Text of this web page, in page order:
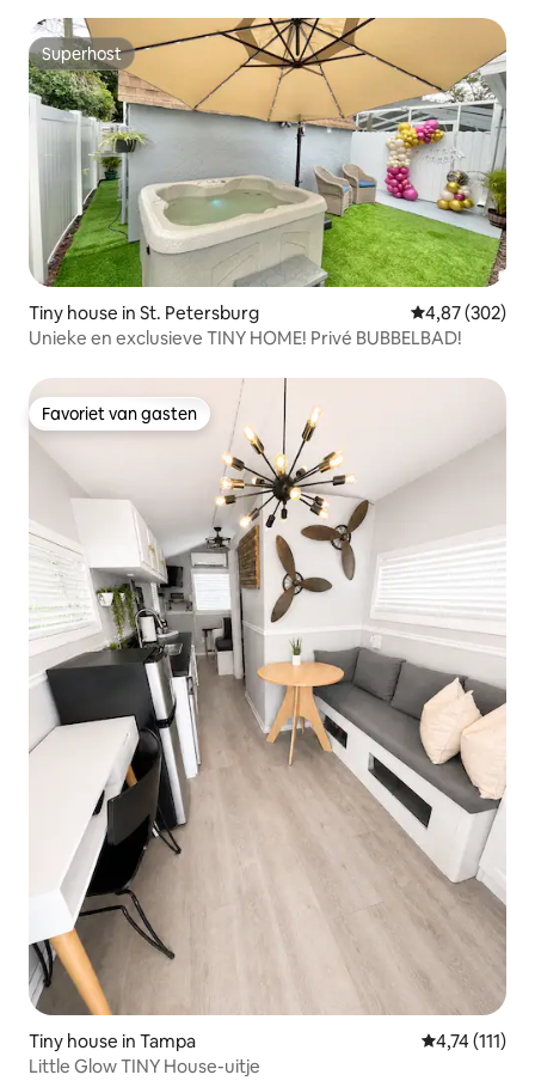
Superhost
Superhost
Tiny house in St. Petersburg Gemiddelde
4,87 (302)
Unieke en exclusieve TINY HOME! Privé BUBBELBAD!
Favoriet van gasten
Favoriet van gasten
Tiny house in Tampa Gemiddelde
4,74 (111)
Little Glow TINY House-uitje